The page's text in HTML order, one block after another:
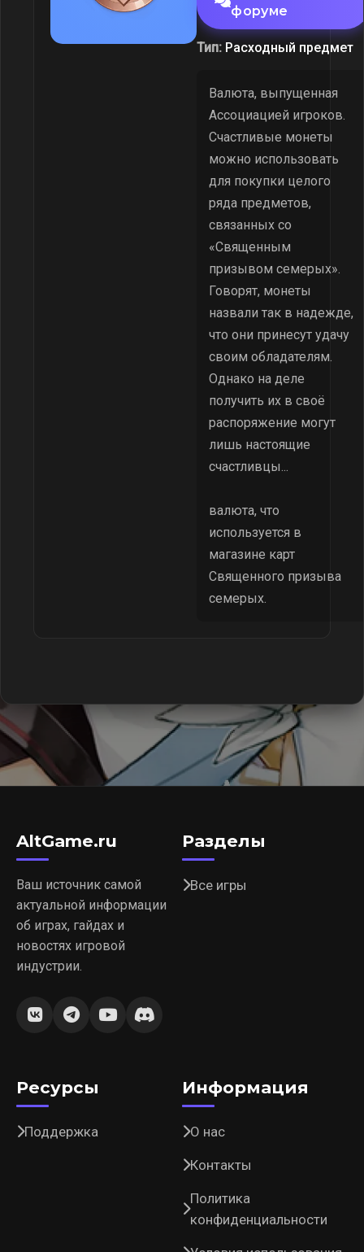
форуме
Тип: Расходный предмет
Валюта, выпущенная
Ассоциацией игроков.
Счастливые монеты
можно использовать
для покупки целого
ряда предметов,
связанных со
«Священным
призывом семерых».
Говорят, монеты
назвали так в надежде,
что они принесут удачу
своим обладателям.
Однако на деле
получить их в своё
распоряжение могут
лишь настоящие
счастливцы...
валюта, что
используется в
магазине карт
Священного призыва
семерых.
AltGame.ru
Ваш источник самой
актуальной информации
об играх, гайдах и
новостях игровой
индустрии.
Разделы
Все игры
Ресурсы
Поддержка
Информация
О нас
Контакты
Политика
конфиденциальности